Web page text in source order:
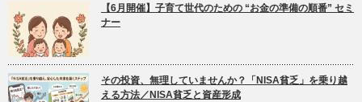
【6月開催】子育て世代のための “お金の準備の順番” セミ
ナー
その投資、無理していませんか？「NISA貧乏」を乗り越
える方法／NISA貧乏と資産形成